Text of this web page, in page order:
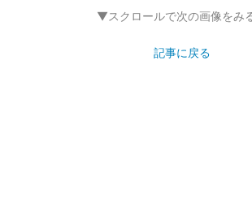
▼スクロールで次の画像をみ
記事に戻る